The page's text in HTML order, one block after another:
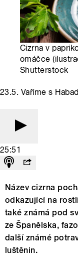
Cizrna v
omáčce
Shutterstock
23.5. Vaříme s
25:51
Název cizrna
odkazující na
také známá pod
ze Španělska,
další známé
luštěnin.